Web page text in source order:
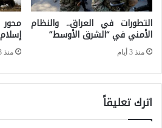
م
ن
أ
ب
ك
م
ل
ا
التطورات في العراق.. والنظام
الأمني في “الشرق الأوسط”
منذ 3 أيام منذ 3 أيام
اترك تعليقاً